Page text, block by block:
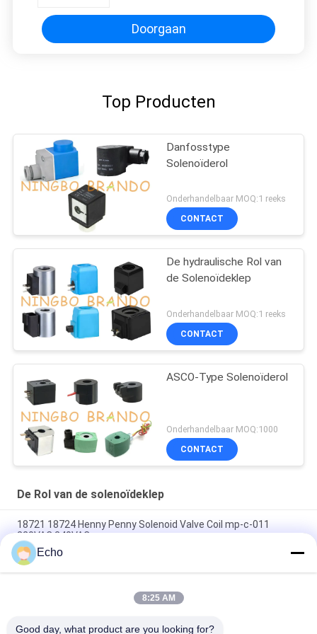
Doorgaan
Top Producten
Danfosstype
Solenoïderol
Onderhandelbaar MOQ:1 reeks
CONTACT
De hydraulische Rol van
de Solenoïdeklep
Onderhandelbaar MOQ:1 reeks
CONTACT
ASCO-Type Solenoïderol
Onderhandelbaar MOQ:1000
CONTACT
De Rol van de solenoïdeklep
18721 18724 Henny Penny Solenoid Valve Coil mp-c-011
220VAC 240VAC
6013 een 6014 c-Rol 24V gelijkstroom 110V 230V 50Hz 8W
11W 15W van de Solenoïdeklep
De Rol EVI 7/9 12V 24V 110V 220V 4.8W 6.5W 5.5VA 6VA van de
Echo
8:25 AM
Good day, what product are you looking for?